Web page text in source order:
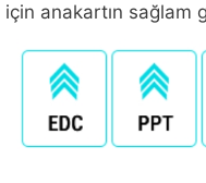
için anakartın sağlam